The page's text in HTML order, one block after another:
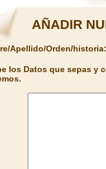
AÑADIR
Apellido/Orden/historia:
los Datos que sepas y